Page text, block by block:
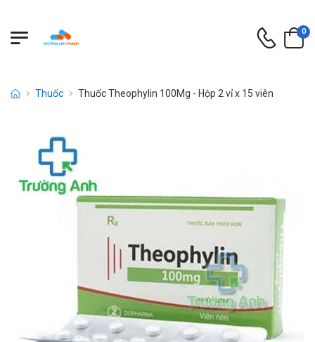
0
Thuốc Thuốc Theophylin 100Mg - Hộp 2 vỉ x 15 viên